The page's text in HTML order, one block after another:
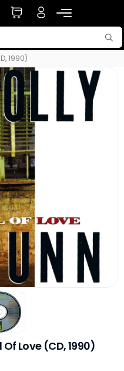
1990)
Love (CD, 1990)